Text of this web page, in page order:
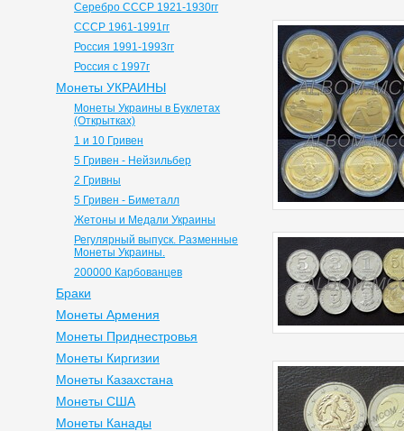
Серебро СССР 1921-1930гг
СССР 1961-1991гг
Россия 1991-1993гг
Россия с 1997г
Монеты УКРАИНЫ
Монеты Украины в Буклетах
(Открытках)
1 и 10 Гривен
5 Гривен - Нейзильбер
2 Гривны
5 Гривен - Биметалл
Жетоны и Медали Украины
Регулярный выпуск. Разменные
Монеты Украины.
200000 Карбованцев
Браки
Монеты Армения
Монеты Приднестровья
Монеты Киргизии
Монеты Казахстана
Монеты США
Монеты Канады